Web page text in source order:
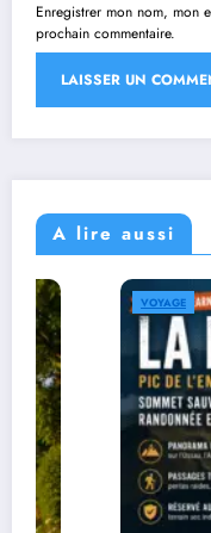
Enregistrer mon nom, mon
prochain commentaire.
A lire aussi
VOYAGE